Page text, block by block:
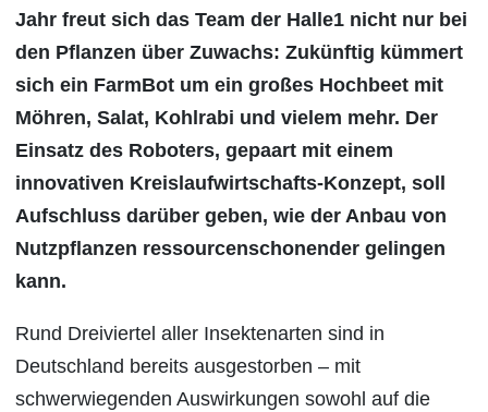
Jahr freut sich das Team der Halle1 nicht nur bei
den Pflanzen über Zuwachs: Zukünftig kümmert
sich ein FarmBot um ein großes Hochbeet mit
Möhren, Salat, Kohlrabi und vielem mehr. Der
Einsatz des Roboters, gepaart mit einem
innovativen Kreislaufwirtschafts-Konzept, soll
Aufschluss darüber geben, wie der Anbau von
Nutzpflanzen ressourcenschonender gelingen
kann.
Rund Dreiviertel aller Insektenarten sind in
Deutschland bereits ausgestorben – mit
schwerwiegenden Auswirkungen sowohl auf die